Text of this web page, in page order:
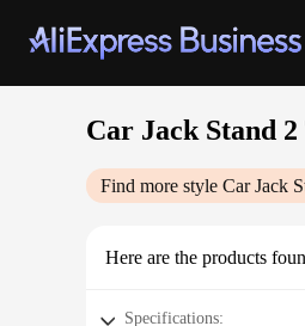
Car Jack Stand 2
Find more style Car Jack
Here are the products
Specifications: